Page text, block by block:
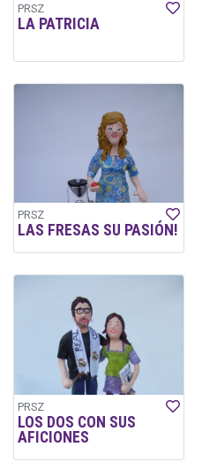
PRSZ
LA PATRICIA
PRSZ
LAS FRESAS SU PASIÓN!
PRSZ
LOS DOS CON SUS
AFICIONES